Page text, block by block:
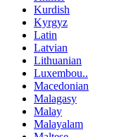
Kurdish
Kyrgyz
Latin
Latvian
Lithuanian
Luxembou..
Macedonian
Malagasy
Malay
Malayalam